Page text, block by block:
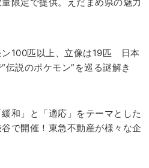
ン100匹以上、立像は19匹 日本
伝説のポケモン”を巡る謎解き
和」と「適応」をテーマとした
で開催！東急不動産が様々な企